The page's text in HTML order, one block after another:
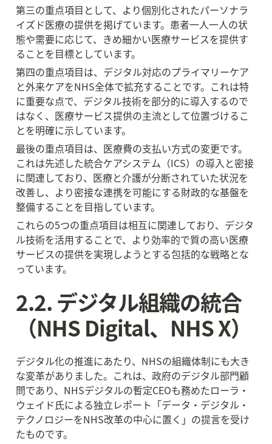
第三の重点項目として、より個別化されたパーソナラ
イズド医療の提供を掲げています。患者一人一人の状
態や需要に応じて、きめ細かい医療サービスを提供す
ることを目標としています。
第四の重点項目は、デジタル対応のプライマリーケア
と外来ケアをNHS全体で拡充することです。これは特
に重要な点で、デジタル技術を部分的に導入するので
はなく、医療サービス提供の主流として位置づけるこ
とを明確に示しています。
最後の重点項目は、医療費の支払い方式の変更です。
これは先述した統合ケアシステム（ICS）の導入と密接
に関連しており、医療と介護が分断されていた状況を
改善し、より密接な連携を可能にする財政的な基盤を
整備することを目指しています。
これらの5つの重点項目は相互に関連しており、デジタ
ル技術を活用することで、より効率的で質の高い医療
サービスの提供を実現しようとする包括的な戦略とな
っています。
2.2. デジタル組織の統合
（NHS Digital、NHS X）
デジタル化の推進にあたり、NHSの組織体制にも大き
な変革がありました。これは、政府のデジタル部門顧
問であり、NHSデジタルの暫定CEOも務めたローラ・
ウェイド氏による独立レポート「データ・デジタル・
テクノロジーをNHS改革の中心に置く」の提言を受け
たものです。